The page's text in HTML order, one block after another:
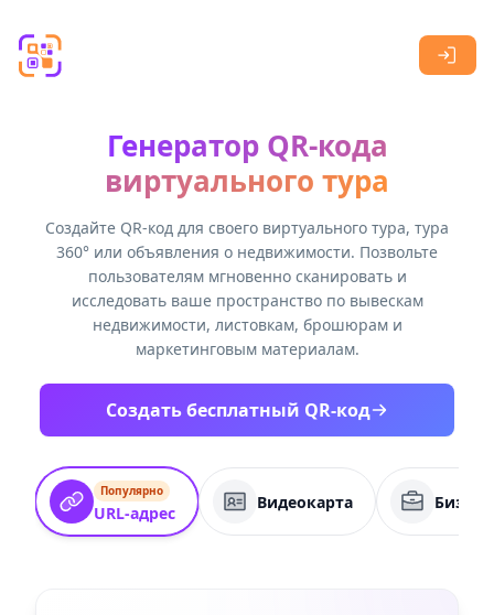
Генератор QR-кода
виртуального тура
Создайте QR-код для своего виртуального тура, тура
360° или объявления о недвижимости. Позвольте
пользователям мгновенно сканировать и
исследовать ваше пространство по вывескам
недвижимости, листовкам, брошюрам и
маркетинговым материалам.
Создать бесплатный QR-код
Популярно
URL-адрес
Видеокарта